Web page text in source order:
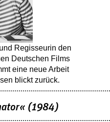
Regisseurin den
Deutschen Films
eine neue Arbeit
blickt zurück.
(1984)